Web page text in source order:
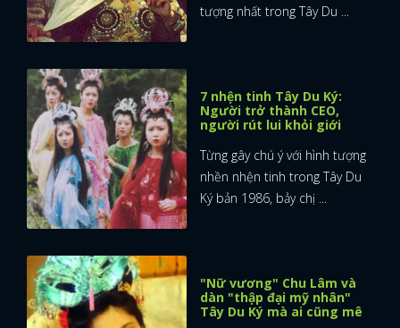
tượng nhất trong Tây Du ...
7 nhện tinh Tây Du Ký:
Người trở thành CEO,
người rút lui khỏi giới
Từng gây chú ý với hình tượng
nhền nhện tinh trong Tây Du
Ký bản 1986, bảy chị ...
"Nữ vương" Chu Lâm và
dàn "thập đại mỹ nhân"
Tây Du Ký mà ai cũng mê